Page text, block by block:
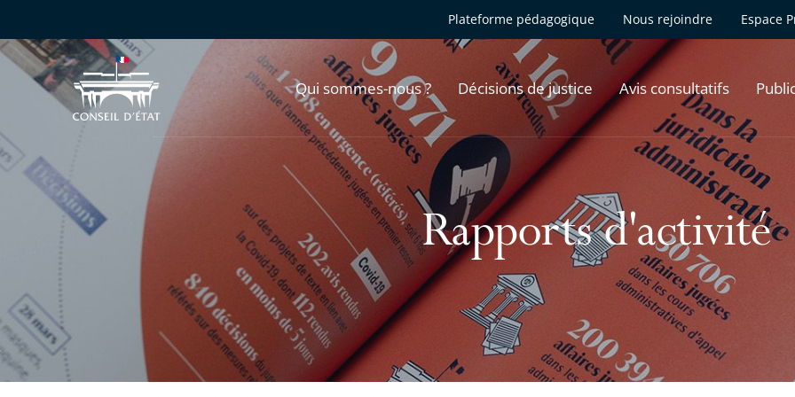
Plateforme pédagogique Nous rejoindre Espace
Qui sommes-nous ? Décisions de justice Avis consultatifs
Rapports d'activité